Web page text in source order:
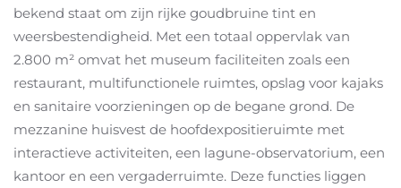
bekend staat om zijn rijke goudbruine tint en
weersbestendigheid. Met een totaal oppervlak van
2.800 m² omvat het museum faciliteiten zoals een
restaurant, multifunctionele ruimtes, opslag voor kajaks
en sanitaire voorzieningen op de begane grond. De
mezzanine huisvest de hoofdexpositieruimte met
interactieve activiteiten, een lagune-observatorium, een
kantoor en een vergaderruimte. Deze functies liggen